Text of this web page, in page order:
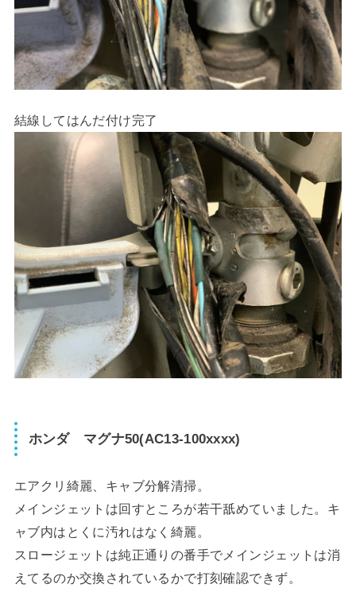
結線してはんだ付け完了
ホンダ マグナ50(AC13-100xxxx)
エアクリ綺麗、キャブ分解清掃。
メインジェットは回すところが若干舐めていました。キ
ャブ内はとくに汚れはなく綺麗。
スロージェットは純正通りの番手でメインジェットは消
えてるのか交換されているかで打刻確認できず。